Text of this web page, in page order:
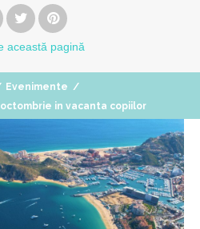
această pagină
Evenimente /
in vacanta copiilor